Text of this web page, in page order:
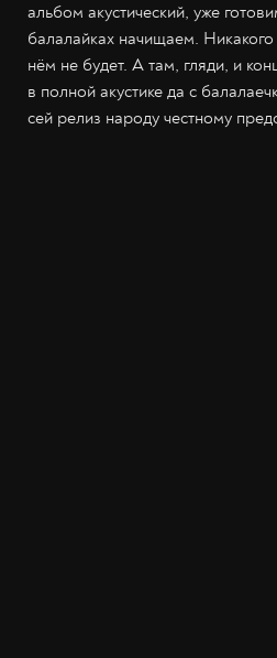
альбом акустический, уже
балалайках начищаем. Никакого
нём не будет. А там, гляди, и
в полной акустике да с
сей релиз народу честному